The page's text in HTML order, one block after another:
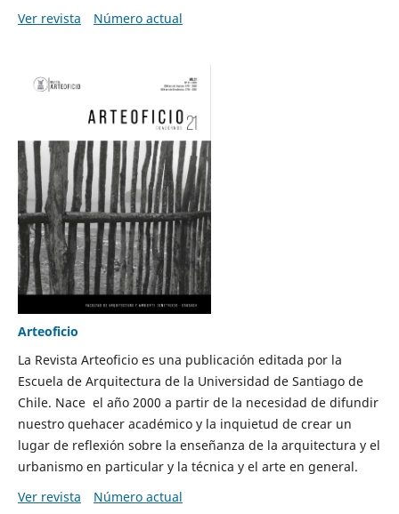
Ver revista
Número actual
Arteoficio
La Revista Arteoficio es una publicación editada por la
Escuela de Arquitectura de la Universidad de Santiago de
Chile. Nace el año 2000 a partir de la necesidad de difundir
nuestro quehacer académico y la inquietud de crear un
lugar de reflexión sobre la enseñanza de la arquitectura y el
urbanismo en particular y la técnica y el arte en general.
Ver revista
Número actual